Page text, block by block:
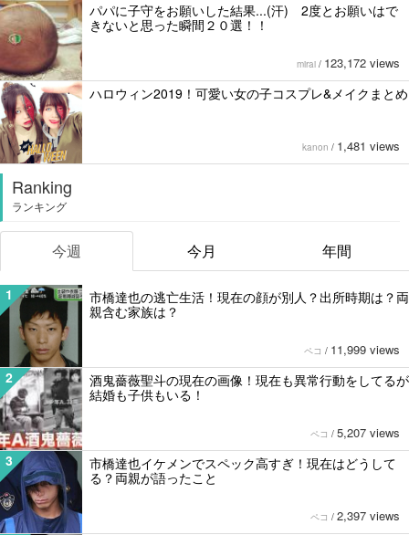
パパに子守をお願いした結果...(汗) 2度とお願いはで
きないと思った瞬間２０選！！
mirai / 123,172 views
ハロウィン2019！可愛い女の子コスプレ&メイクまとめ
kanon / 1,481 views
Ranking
ランキング
今週 今月 年間
1
市橋達也の逃亡生活！現在の顔が別人？出所時期は？両
親含む家族は？
ペコ / 11,999 views
2
酒鬼薔薇聖斗の現在の画像！現在も異常行動をしてるが
結婚も子供もいる！
ペコ / 5,207 views
3
市橋達也イケメンでスペック高すぎ！現在はどうして
る？両親が語ったこと
ペコ / 2,397 views